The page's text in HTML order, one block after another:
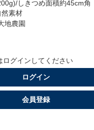
しきつめ面積約45cm角
素材
地農園
ログインしてください
ログイン
会員登録